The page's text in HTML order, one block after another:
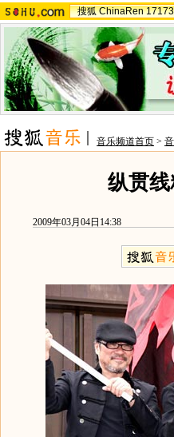
搜狐 ChinaRen 17173
音乐频道首页 >
纵贯
2009年03月04日14:38